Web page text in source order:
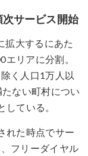
サービス開始
拡大するにあた
エリアに分割。
く人口1万人以
ない町村につい
している。
れた時点でサー
フリーダイヤル